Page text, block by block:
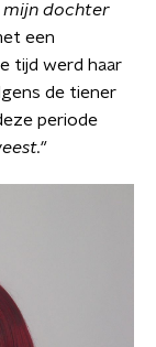
mijn dochter
een
tijd werd haar
de tiener
periode